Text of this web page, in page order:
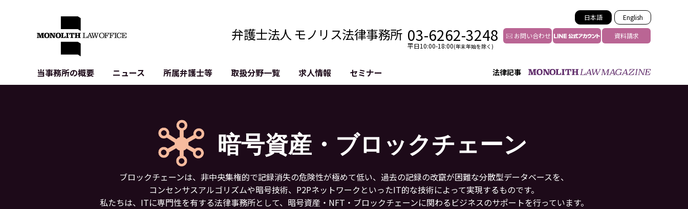
日本語 English
弁護士法人 モノリス法律事務所 03-6262-3248
平日10:00-18:00(年末年始を除く)
お問い合わせ 資料請求
法律記事
当事務所の概要 ニュース 所属弁護士等 取扱分野一覧
アプリ等の利用規約整備
暗号資産・ブロックチェーン
生成AI関連法務
記事・LPの薬機法等チェック
D2C等の不正転売対策
サイバー犯罪の刑事告訴等
NASDAQ上場支援
GDPR対応支援
上場企業等の風評被害対策
誹謗中傷加害者の弁護
過去の芸能等活動の削除
求人情報 セミナー
暗号資産・ブロックチェーン
ブロックチェーンは、非中央集権的で記録消失の危険性が極めて低い、過去の記録の改竄が困難な分散型データベースを、
コンセンサスアルゴリズムや暗号技術、P2PネットワークといったIT的な技術によって実現するものです。
私たちは、ITに専門性を有する法律事務所として、暗号資産・NFT・ブロックチェーンに関わるビジネスのサポートを行っています。